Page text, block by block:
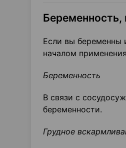
Беременность,
Если вы беременны
началом
Беременность
В связи с
беременности.
Грудное